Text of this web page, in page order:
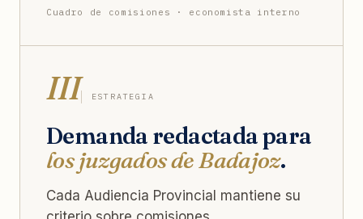
Cuadro de comisiones · economista interno
III ESTRATEGIA
Demanda redactada para
los juzgados de Badajoz.
Cada Audiencia Provincial mantiene su